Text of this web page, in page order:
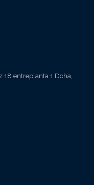
18 entreplanta 1 Dcha,